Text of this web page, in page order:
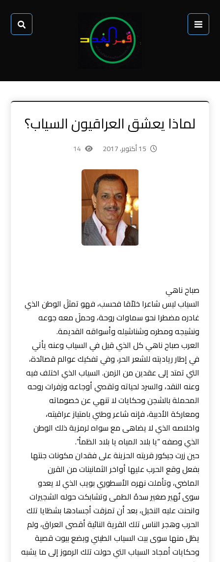
لماذا يعشق العراقيون السياب؟
15 أكتوبر، 2017 14
صباح ناهي
السياب ليس شاعرا خلاّقا فحسب، فهو تمثلَ الوطن الذي
غادره مضطرا نحو سماوات روحة، وحملَ معه جوعه
ونشيجه ومطره وشناشيله وأسواقه القديمة.
العرب صباح ناهي كل الذي قيل في السياب وعنه يأتي
في إطار رياديته للشعر الحر، وفي تفكيك عوالم قصائدة،
التي تمتد إلى عقدين من الزمن. السياب الذي اختلف فيه
وعنه النقد، والسرد لحياته وتقصي أوجاعه وزفرات روحه
المحملة بالشجن وحكايات لا تنهي عن خصوماته
ومعاركة الأدبية، فإنه شاعر وطني بامتياز عراقيته،
واخلاصه الذي لا يضاهى مع سواه لرمزية ذلك الوطن
الذي وصفه “يا بلاد المياه يا بلاد الظمأ”.
حين زرت جيكور قريته الحزينة على فقدان مكونات جنتها
بفعل وقع الحرب عليها أواخر الثمانينات من القرن
الماضي، وتأملت نهره الأسطوري بويب الذي لا يعدو
سوى نٌهير صغير سدهُ الطمى وتشابكت حوله الشجيرات
وانحنت عليه النخيل، بعد أن تمزقت أجسادها بشظايا تلك
الحرب وهجر الناس تلك القرية النائية أقصى العراق، ولم
يظل منها سوى بيت السياب الطيني وبضع بيوت قصية
وحكايات أمجاد السياب التي حولت تلك الرموز إلى ما يشبه